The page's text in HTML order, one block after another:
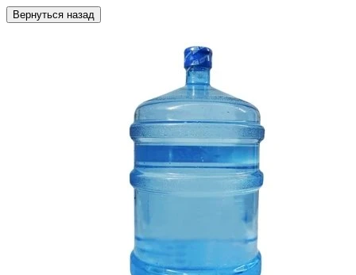
Вернуться назад